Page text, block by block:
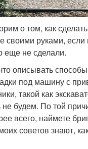
о том, как
своими руками, если
еще не сделали.
описывать
под машину с
такой как
не будем. По той
всего, наймете
советов знают,